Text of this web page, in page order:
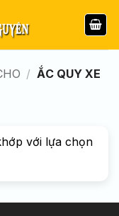
/ ẮC QUY XE
với lựa chọn